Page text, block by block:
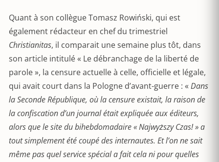
Quant à son collègue Tomasz Rowiński, qui est
également rédacteur en chef du trimestriel
Christianitas, il comparait une semaine plus tôt, dans
son article intitulé « Le débranchage de la liberté de
parole », la censure actuelle à celle, officielle et légale,
qui avait court dans la Pologne d’avant-guerre : « Dans
la Seconde République, où la censure existait, la raison de
la confiscation d’un journal était expliquée aux éditeurs,
alors que le site du bihebdomadaire « Najwyższy Czas! » a
tout simplement été coupé des internautes. Et l’on ne sait
même pas quel service spécial a fait cela ni pour quelles